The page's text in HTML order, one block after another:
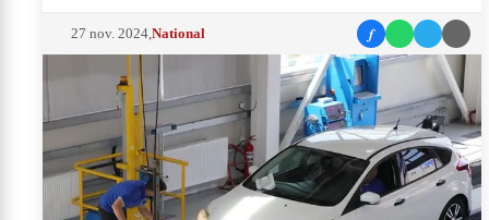
27 nov. 2024 ,National f